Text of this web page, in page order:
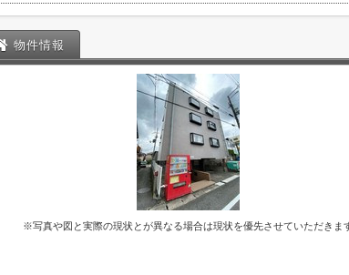
物件情報
※写真や図と実際の現状とが異なる場合は現状を優先させていただきま